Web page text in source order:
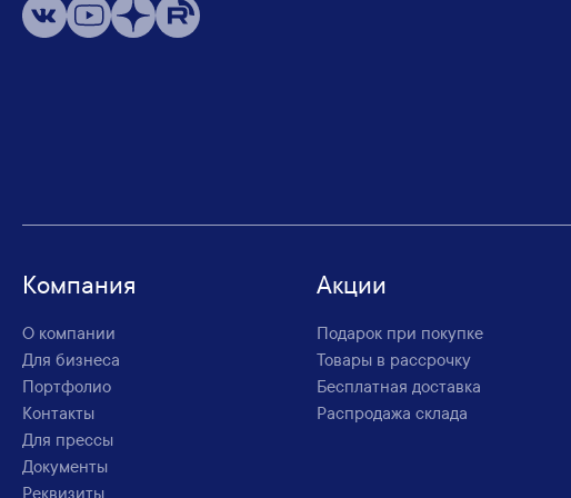
Компания
О компании
Для бизнеса
Портфолио
Контакты
Для прессы
Документы
Реквизиты
Акции
Подарок при покупке
Товары в рассрочку
Бесплатная доставка
Распродажа склада